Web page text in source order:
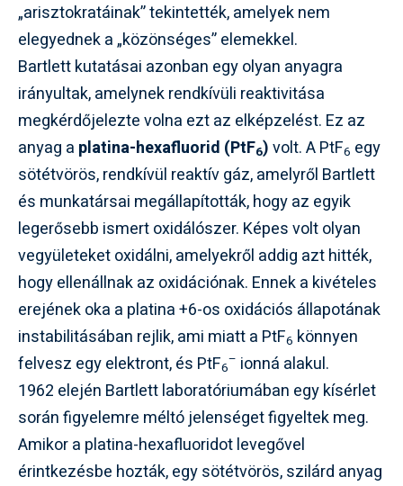
„arisztokratáinak” tekintették, amelyek nem
elegyednek a „közönséges” elemekkel.
Bartlett kutatásai azonban egy olyan anyagra
irányultak, amelynek rendkívüli reaktivitása
megkérdőjelezte volna ezt az elképzelést. Ez az
anyag a platina-hexafluorid (PtF6)volt. A PtF6 egy
sötétvörös, rendkívül reaktív gáz, amelyről Bartlett
és munkatársai megállapították, hogy az egyik
legerősebb ismert oxidálószer. Képes volt olyan
vegyületeket oxidálni, amelyekről addig azt hitték,
hogy ellenállnak az oxidációnak. Ennek a kivételes
erejének oka a platina +6-os oxidációs állapotának
instabilitásában rejlik, ami miatt a PtF6 könnyen
felvesz egy elektront, és PtF6
– ionná alakul.
1962 elején Bartlett laboratóriumában egy kísérlet
során figyelemre méltó jelenséget figyeltek meg.
Amikor a platina-hexafluoridot levegővel
érintkezésbe hozták, egy sötétvörös, szilárd anyag